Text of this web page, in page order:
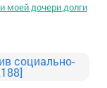
моей дочери долги
социально-